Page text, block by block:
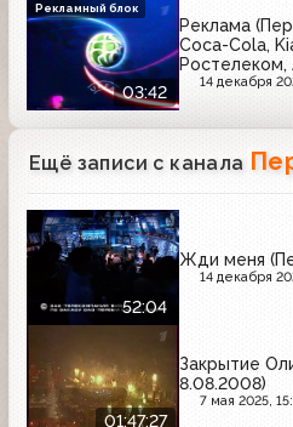
03:42
Реклама
Coca-Cola,
Ростелеком,
Nord,
14 декабря
Рекламный блок
Ещё записи с канала
52:04
Жди меня
14 декабря
01:47:27
Закрытие
8.08.2008)
7 мая 2025,